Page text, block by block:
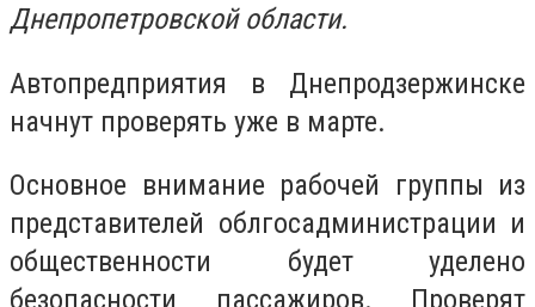
Днепропетровской области.
Автопредприятия в Днепродзержинске
начнут проверять уже в марте.
Основное внимание рабочей группы из
представителей облгосадминистрации и
общественности будет уделено
безопасности пассажиров. Проверят